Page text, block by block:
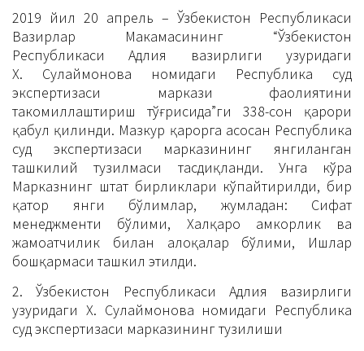
2019 йил 20 апрель – Ўзбекистон Республикаси
Вазирлар Маҳкамасининг “Ўзбекистон
Республикаси Адлия вазирлиги ҳузуридаги
Х. Сулаймонова номидаги Республика суд
экспертизаси маркази фаолиятини
такомиллаштириш тўғрисида”ги 338-сон қарори
қабул қилинди. Мазкур қарорга асосан Республика
суд экспертизаси марказининг янгиланган
ташкилий тузилмаси тасдиқланди. Унга кўра
Марказнинг штат бирликлари кўпайтирилди, бир
қатор янги бўлимлар, жумладан: Сифат
менеджменти бўлими, Халқаро ҳамкорлик ва
жамоатчилик билан алоқалар бўлими, Ишлар
бошқармаси ташкил этилди.
2. Ўзбекистон Республикаси Адлия вазирлиги
ҳузуридаги Х. Сулаймонова номидаги Республика
суд экспертизаси марказининг тузилиши